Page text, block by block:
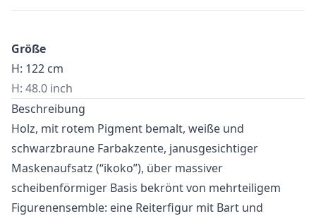
Größe
H: 122 cm
H: 48.0 inch
Beschreibung
Holz, mit rotem Pigment bemalt, weiße und
schwarzbraune Farbakzente, janusgesichtiger
Maskenaufsatz (“ikoko”), über massiver
scheibenförmiger Basis bekrönt von mehrteiligem
Figurenensemble: eine Reiterfigur mit Bart und